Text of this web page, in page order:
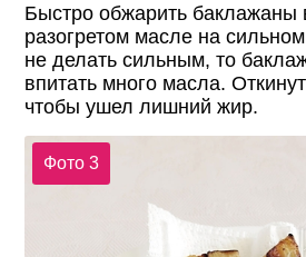
Быстро обжарить баклажаны
разогретом масле на
не делать сильным, то
впитать много масла.
чтобы ушел лишний жир.
Фото 3